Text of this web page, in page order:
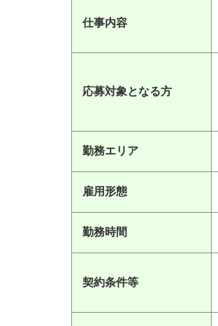
仕事内容
応募対象となる方
勤務エリア
雇用形態
勤務時間
契約条件等